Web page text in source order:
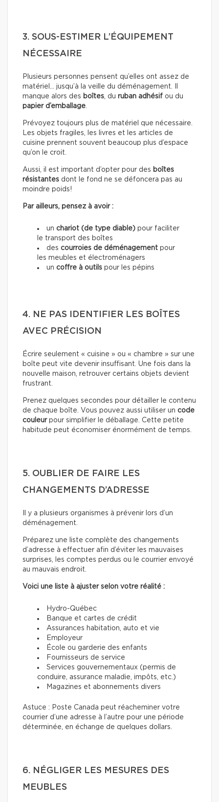
3. SOUS-ESTIMER L’ÉQUIPEMENT
NÉCESSAIRE
Plusieurs personnes pensent qu’elles ont assez de
matériel… jusqu’à la veille du déménagement. Il
manque alors des boîtes, du ruban adhésif ou du
papier d’emballage.
Prévoyez toujours plus de matériel que nécessaire.
Les objets fragiles, les livres et les articles de
cuisine prennent souvent beaucoup plus d’espace
qu’on le croit.
Aussi, il est important d’opter pour des boîtes
résistantes dont le fond ne se défoncera pas au
moindre poids!
Par ailleurs, pensez à avoir :
un chariot (de type diable) pour faciliter
le transport des boîtes
des courroies de déménagement pour
les meubles et électroménagers
un coffre à outils pour les pépins
4. NE PAS IDENTIFIER LES BOÎTES
AVEC PRÉCISION
Écrire seulement « cuisine » ou « chambre » sur une
boîte peut vite devenir insuffisant. Une fois dans la
nouvelle maison, retrouver certains objets devient
frustrant.
Prenez quelques secondes pour détailler le contenu
de chaque boîte. Vous pouvez aussi utiliser un code
couleurpour simplifier le déballage. Cette petite
habitude peut économiser énormément de temps.
5. OUBLIER DE FAIRE LES
CHANGEMENTS D’ADRESSE
Il y a plusieurs organismes à prévenir lors d’un
déménagement.
Préparez une liste complète des changements
d’adresse à effectuer afin d’éviter les mauvaises
surprises, les comptes perdus ou le courrier envoyé
au mauvais endroit.
Voici une liste à ajuster selon votre réalité :
Hydro-Québec
Banque et cartes de crédit
Assurances habitation, auto et vie
Employeur
École ou garderie des enfants
Fournisseurs de service
Services gouvernementaux (permis de
conduire, assurance maladie, impôts, etc.)
Magazines et abonnements divers
Astuce : Poste Canada peut réacheminer votre
courrier d’une adresse à l’autre pour une période
déterminée, en échange de quelques dollars.
6. NÉGLIGER LES MESURES DES
MEUBLES